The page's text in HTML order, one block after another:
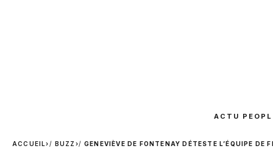
ACTU
ACCUEIL› BUZZ › GENEVIÈVE DE FONTENAY DÉTESTE L’ÉQUIPE DE